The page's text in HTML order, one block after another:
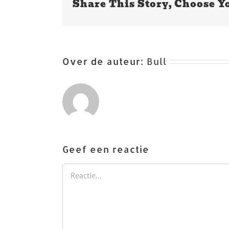
Share This Story, Choose
Over de auteur: Bull
Geef een reactie